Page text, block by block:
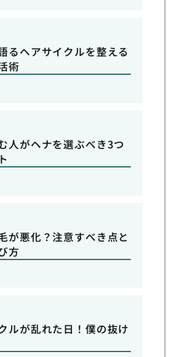
るヘアサイクルを整える
術
人がヘナを選ぶべき3つ
が悪化？注意すべき点と
方
ルが乱れた日！僕の抜け